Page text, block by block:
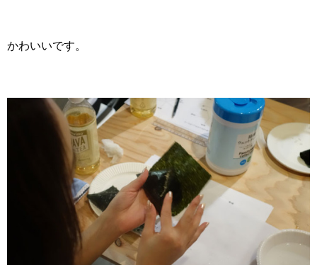
かわいいです。